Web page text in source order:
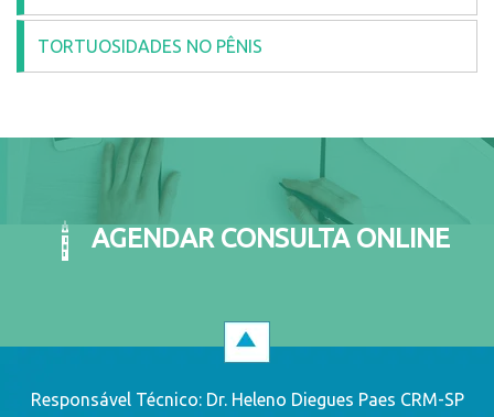
TORTUOSIDADES NO PÊNIS
AGENDAR CONSULTA ONLINE
Responsável Técnico: Dr. Heleno Diegues Paes CRM-SP